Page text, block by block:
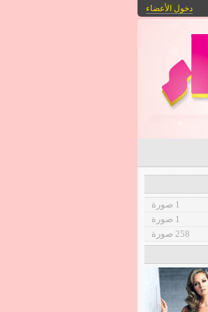
دخول الأعضاء
1 صورة
1 صورة
258 صورة